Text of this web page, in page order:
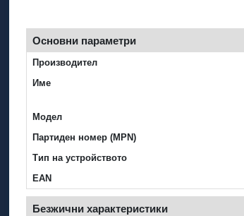
Основни параметри
Производител
Име
Модел
Партиден номер (MPN)
Тип на устройството
EAN
Безжични характеристики